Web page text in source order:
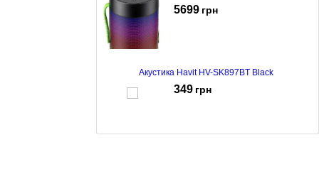
5699 грн
Акустика Havit HV-SK897BT Black
349 грн